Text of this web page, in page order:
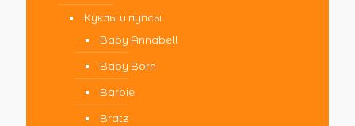
Куклы и пупсы
Baby Annabell
Baby Born
Barbie
Bratz